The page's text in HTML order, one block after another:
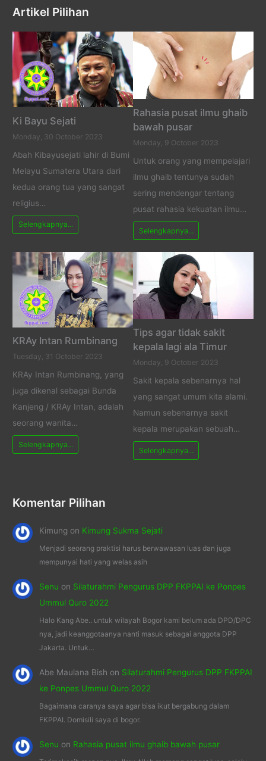
Artikel Pilihan
Ki Bayu Sejati
Monday, 30 October 2023
Abah Kibayusejati lahir di Bumi
Melayu Sumatera Utara dari
kedua orang tua yang sangat
religius…
Selengkapnya...
Rahasia pusat ilmu ghaib
bawah pusar
Monday, 9 October 2023
Untuk orang yang mempelajari
ilmu ghaib tentunya sudah
sering mendengar tentang
pusat rahasia kekuatan ilmu…
Selengkapnya...
KRAy Intan Rumbinang
Tuesday, 31 October 2023
KRAy Intan Rumbinang, yang
juga dikenal sebagai Bunda
Kanjeng / KRAy Intan, adalah
seorang wanita…
Selengkapnya...
Tips agar tidak sakit
kepala lagi ala Timur
Monday, 9 October 2023
Sakit kepala sebenarnya hal
yang sangat umum kita alami.
Namun sebenarnya sakit
kepala merupakan sebuah…
Selengkapnya...
Komentar Pilihan
Kimung on Kimung Sukma Sejati
Menjadi seorang praktisi harus berwawasan luas dan juga
mempunyai hati yang welas asih
Senu on Silaturahmi Pengurus DPP FKPPAI ke Ponpes
Ummul Quro 2022
Halo Kang Abe.. untuk wilayah Bogor kami belum ada DPD/DPC
nya, jadi keanggotaanya nanti masuk sebagai anggota DPP
Jakarta. Untuk…
Abe Maulana Bish on Silaturahmi Pengurus DPP FKPPAI
ke Ponpes Ummul Quro 2022
Bagaimana caranya saya agar bisa ikut bergabung dalam
FKPPAI. Domisili saya di bogor.
Senu on Rahasia pusat ilmu ghaib bawah pusar